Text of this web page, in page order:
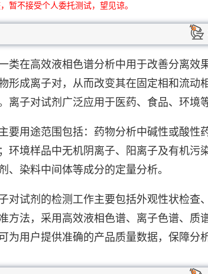
暂不接受个人委托测试，望见谅。
类在高效液相色谱分析中用于改善分离
形成离子对，从而改变其在固定相和流
离子对试剂广泛应用于医药、食品、环境
要用途范围包括：药物分析中碱性或酸
环境样品中无机阴离子、阳离子及有机
、染料中间体等成分的定量分析。
对试剂的检测工作主要包括外观性状检
方法，采用高效液相色谱、离子色谱、
为用户提供准确的产品质量数据，保障分